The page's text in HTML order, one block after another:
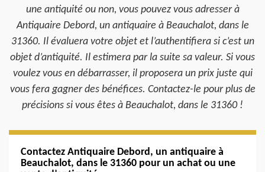
une antiquité ou non, vous pouvez vous adresser à
Antiquaire Debord, un antiquaire à Beauchalot, dans le
31360. Il évaluera votre objet et l’authentifiera si c’est un
objet d’antiquité. Il estimera par la suite sa valeur. Si vous
voulez vous en débarrasser, il proposera un prix juste qui
vous fera gagner des bénéfices. Contactez-le pour plus de
précisions si vous êtes à Beauchalot, dans le 31360 !
Contactez Antiquaire Debord, un antiquaire à
Beauchalot, dans le 31360 pour un achat ou une